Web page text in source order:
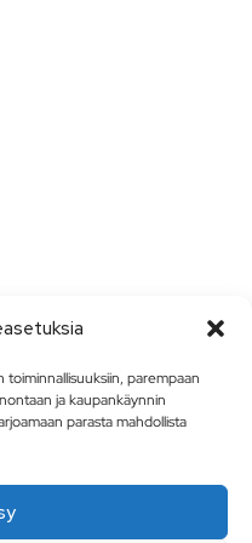
parempaan
ja kaupankäynnin
parasta mahdollista